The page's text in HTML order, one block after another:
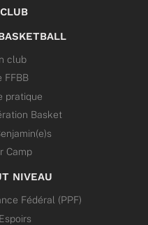
club
FFBB
pratique
Basket
Camp
NIVEAU
Fédéral (PPF)